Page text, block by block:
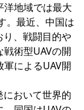
洋地域では最大
。最近、中国は
り、戦闘目的や
術型UAVの開
によるUAV開
おいて世界的